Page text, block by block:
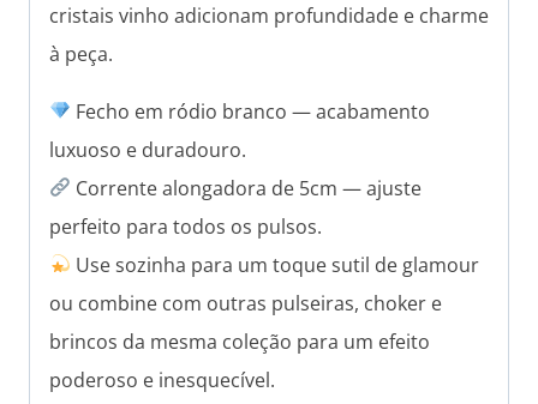
cristais vinho adicionam profundidade e charme
à peça.
Fecho em ródio branco — acabamento
luxuoso e duradouro.
Corrente alongadora de 5cm — ajuste
perfeito para todos os pulsos.
Use sozinha para um toque sutil de glamour
ou combine com outras pulseiras, choker e
brincos da mesma coleção para um efeito
poderoso e inesquecível.